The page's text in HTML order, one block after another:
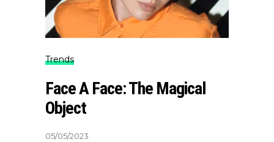
Trends
Face A Face: The Magical
Object
05/05/2023